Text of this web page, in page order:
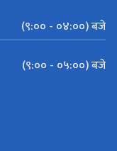
(९:०० - ०४:००) बजे
(९:०० - ०५:००) बजे